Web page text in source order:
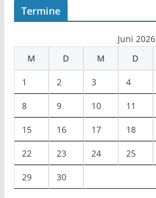
Termine
Juni 2026
M
D M D
1 2 3 4
8 9 10 11
15 16 17 18
22 23 24 25
29 30